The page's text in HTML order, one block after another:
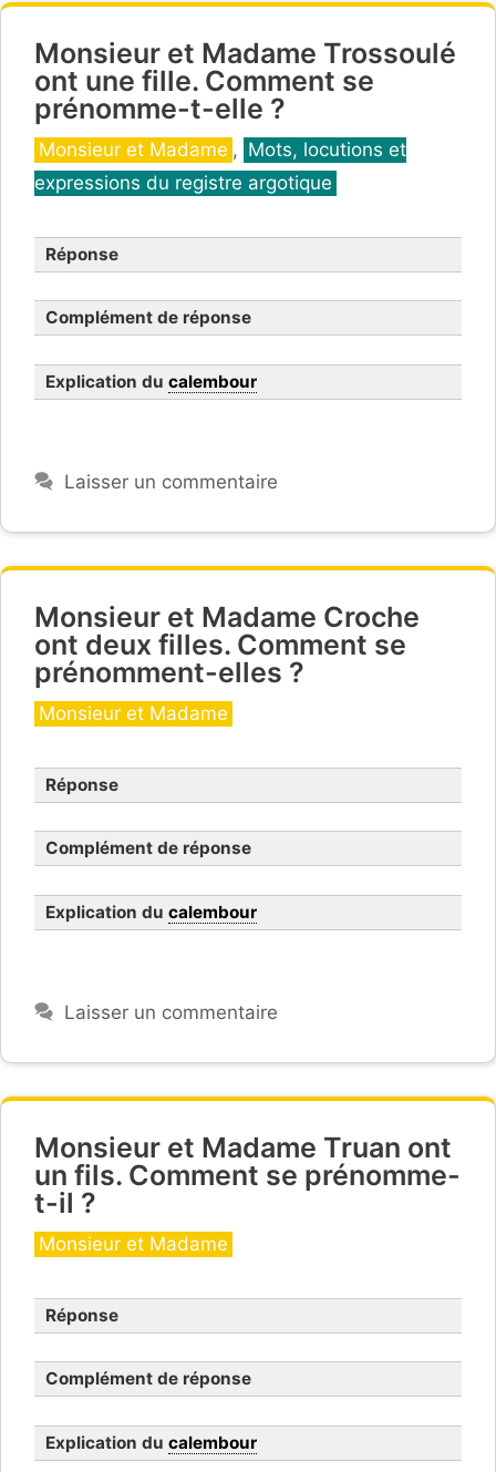
Monsieur et Madame Trossoulé
ont une fille. Comment se
prénomme-t-elle ?
Catégories
Monsieur et Madame , Mots, locutions et
expressions du registre argotique
Réponse
Complément de réponse
Explication du calembour
Laisser un commentaire
Monsieur et Madame Croche
ont deux filles. Comment se
prénomment-elles ?
Catégories
Monsieur et Madame
Réponse
Complément de réponse
Explication du calembour
Laisser un commentaire
Monsieur et Madame Truan ont
un fils. Comment se prénomme-
t-il ?
Catégories
Monsieur et Madame
Réponse
Complément de réponse
Explication du calembour